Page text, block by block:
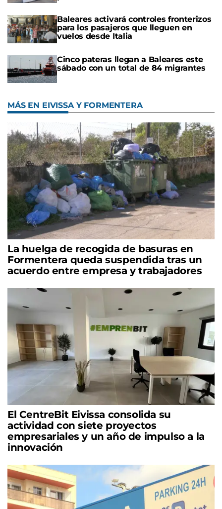
Baleares activará controles fronterizos
para los pasajeros que lleguen en
vuelos desde Italia
Cinco pateras llegan a Baleares este
sábado con un total de 84 migrantes
MÁS EN EIVISSA Y FORMENTERA
La huelga de recogida de basuras en
Formentera queda suspendida tras un
acuerdo entre empresa y trabajadores
El CentreBit Eivissa consolida su
actividad con siete proyectos
empresariales y un año de impulso a la
innovación